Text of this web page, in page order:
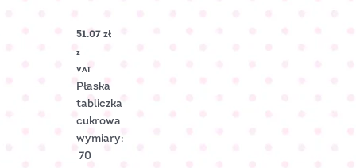
Art.:
2006203
51.07 zł
z
VAT
Płaska
tabliczka
cukrowa
wymiary:
70